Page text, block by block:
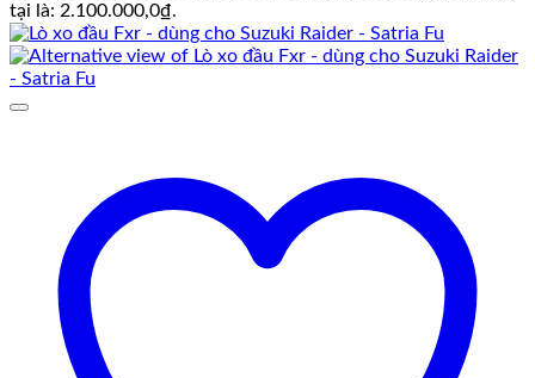
tại là: 2.100.000,0₫.